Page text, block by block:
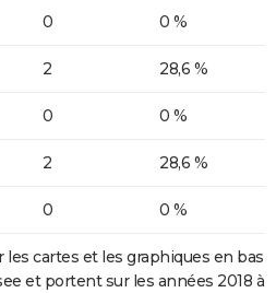
0 0 %
2 28,6 %
0 0 %
2 28,6 %
0 0 %
cartes et les graphiques en bas
et portent sur les années 2018 à